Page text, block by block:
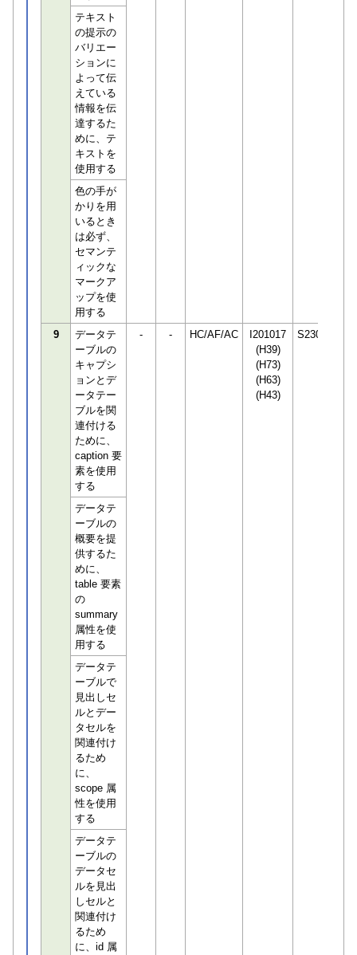
テキスト
の提示の
バリエー
ションに
よって伝
えている
情報を伝
達するた
めに、テ
キストを
使用する
色の手が
かりを用
いるとき
は必ず、
セマンテ
ィックな
マークア
ップを使
用する
9
データテ
ーブルの
キャプシ
ョンとデ
ータテー
ブルを関
連付ける
ために、
caption 要
素を使用
する
- - HC/AF/AC
I201017
(H39)
(H73)
(H63)
(H43)
S230850
データテ
ーブルの
概要を提
供するた
めに、
table 要素
の
summary
属性を使
用する
データテ
ーブルで
見出しセ
ルとデー
タセルを
関連付け
るため
に、
scope 属
性を使用
する
データテ
ーブルの
データセ
ルを見出
しセルと
関連付け
るため
に、id 属